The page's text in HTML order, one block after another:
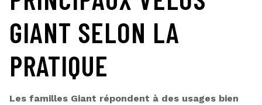
GIANT SELON LA
PRATIQUE
Les familles Giant répondent à des usages bien